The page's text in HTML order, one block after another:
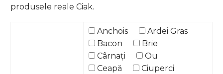
produsele reale Ciak.
Anchois
Ardei Gras
Bacon
Brie
Cârnați
Ou
Ceapă
Ciuperci